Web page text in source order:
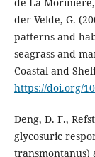
de La Morinière,
der Velde, G.
patterns and
seagrass and
Coastal and
https://doi.org/
Deng, D. F.,
glycosuric
transmontanus)